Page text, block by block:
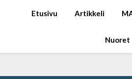
Etusivu Artikkeli
Nuoret